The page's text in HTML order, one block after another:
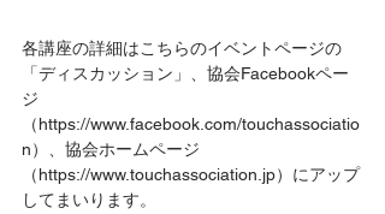
各講座の詳細はこちらのイベントページの
「ディスカッション」、協会Facebookペー
ジ
（https://www.facebook.com/touchassociatio
n）、協会ホームページ
（https://www.touchassociation.jp）にアップ
してまいります。